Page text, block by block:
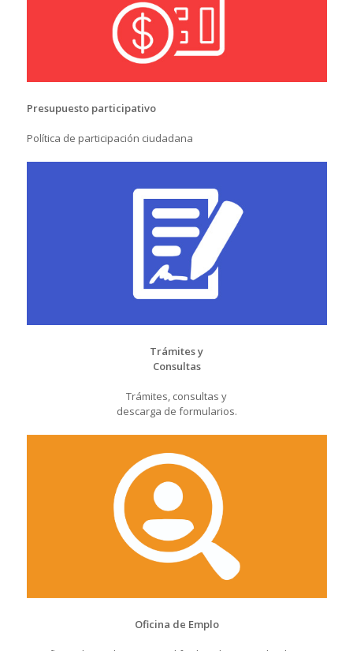
Presupuesto participativo
Política de participación ciudadana
Trámites y
Consultas
Trámites, consultas y
descarga de formularios.
Oficina de Emplo